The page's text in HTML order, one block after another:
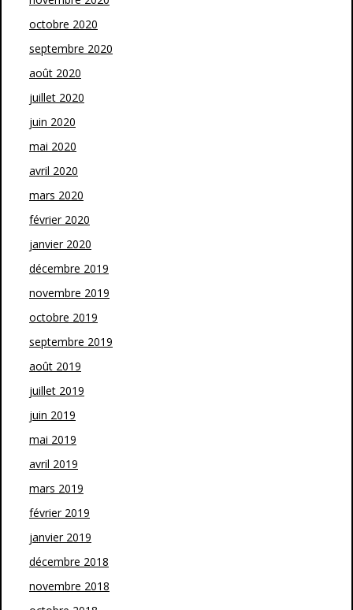
octobre 2020
septembre 2020
août 2020
juillet 2020
juin 2020
mai 2020
avril 2020
mars 2020
février 2020
janvier 2020
décembre 2019
novembre 2019
octobre 2019
septembre 2019
août 2019
juillet 2019
juin 2019
mai 2019
avril 2019
mars 2019
février 2019
janvier 2019
décembre 2018
novembre 2018